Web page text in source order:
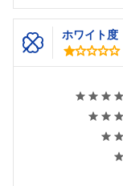
ホワイト度